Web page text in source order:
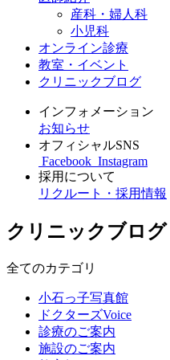
産科・婦人科
小児科
オンライン診療
教室・イベント
クリニックブログ
インフォメーション
お知らせ
オフィシャルSNS
Facebook Instagram
採用について
リクルート・採用情報
クリニックブログ
全てのカテゴリ
小石っ子写真館
ドクターズVoice
診療のご案内
施設のご案内